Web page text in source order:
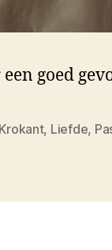
goed
Krokant, Liefde,